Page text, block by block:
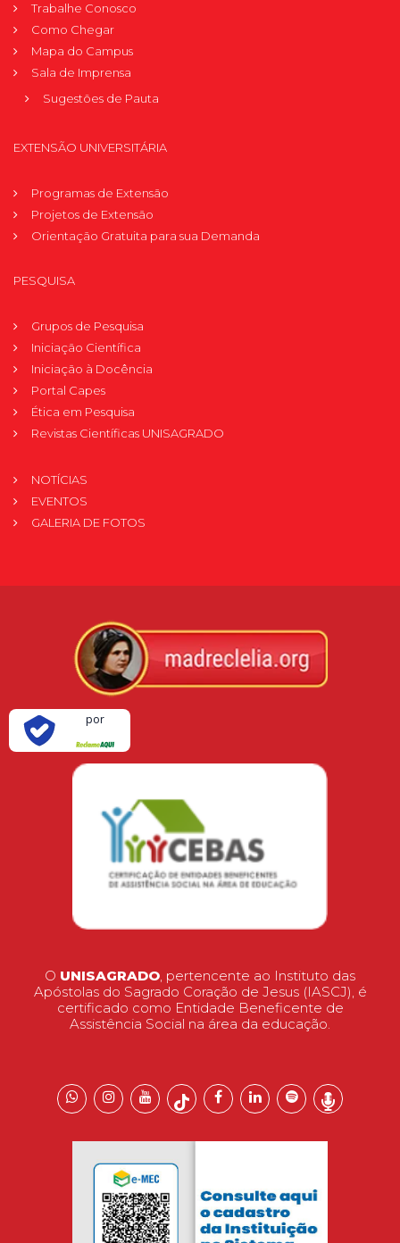
Trabalhe Conosco
Como Chegar
Mapa do Campus
Sala de Imprensa
Sugestões de Pauta
EXTENSÃO UNIVERSITÁRIA
Programas de Extensão
Projetos de Extensão
Orientação Gratuita para sua Demanda
PESQUISA
Grupos de Pesquisa
Iniciação Científica
Iniciação à Docência
Portal Capes
Ética em Pesquisa
Revistas Científicas UNISAGRADO
NOTÍCIAS
EVENTOS
GALERIA DE FOTOS
por
O UNISAGRADO, pertencente ao Instituto das
Apóstolas do Sagrado Coração de Jesus (IASCJ), é
certificado como Entidade Beneficente de
Assistência Social na área da educação.